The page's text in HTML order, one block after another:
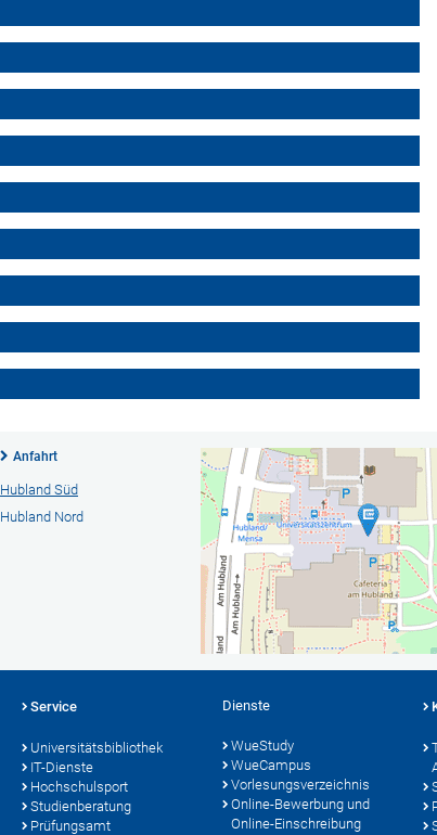
Anfahrt
Hubland Süd
Hubland Nord
Service
Universitätsbibliothek
IT-Dienste
Hochschulsport
Studienberatung
Prüfungsamt
Dienste
WueStudy
WueCampus
Vorlesungsverzeichnis
Online-Bewerbung und
Online-Einschreibung